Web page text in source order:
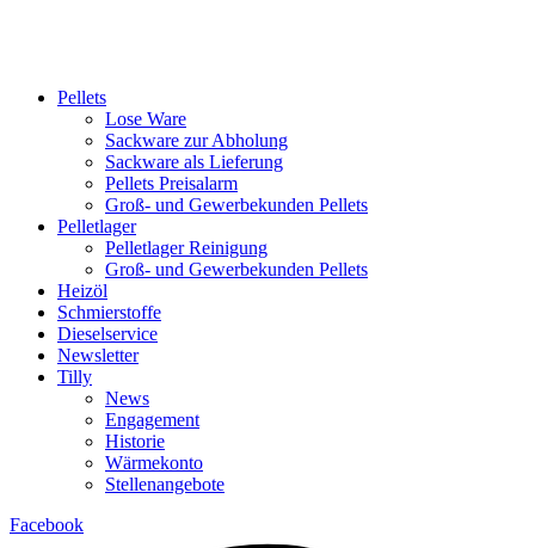
Pellets
Lose Ware
Sackware zur Abholung
Sackware als Lieferung
Pellets Preisalarm
Groß- und Gewerbekunden Pellets
Pelletlager
Pelletlager Reinigung
Groß- und Gewerbekunden Pellets
Heizöl
Schmierstoffe
Dieselservice
Newsletter
Tilly
News
Engagement
Historie
Wärmekonto
Stellenangebote
Facebook